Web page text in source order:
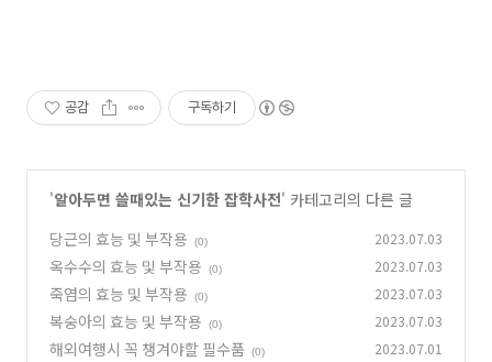
공감 구독하기
'알아두면 쓸때있는 신기한 잡학사전' 카테고리의 다른 글
당근의 효능 및 부작용
(0) 2023.07.03
옥수수의 효능 및 부작용 (0) 2023.07.03
죽염의 효능 및 부작용 (0) 2023.07.03
복숭아의 효능 및 부작용 (0) 2023.07.03
해외여행시 꼭 챙겨야할 필수품 (0) 2023.07.01